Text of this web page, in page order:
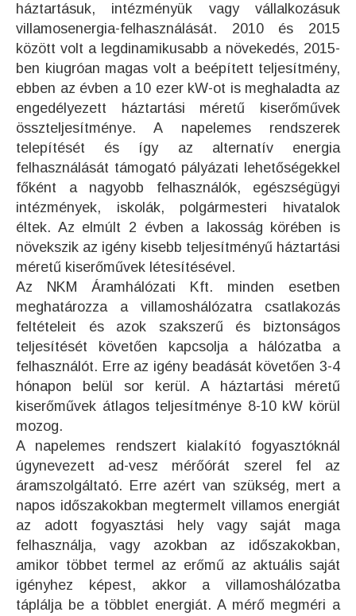
háztartásuk, intézményük vagy vállalkozásuk
villamosenergia-felhasználását. 2010 és 2015
között volt a legdinamikusabb a növekedés, 2015-
ben kiugróan magas volt a beépített teljesítmény,
ebben az évben a 10 ezer kW-ot is meghaladta az
engedélyezett háztartási méretű kiserőművek
összteljesítménye. A napelemes rendszerek
telepítését és így az alternatív energia
felhasználását támogató pályázati lehetőségekkel
főként a nagyobb felhasználók, egészségügyi
intézmények, iskolák, polgármesteri hivatalok
éltek. Az elmúlt 2 évben a lakosság körében is
növekszik az igény kisebb teljesítményű háztartási
méretű kiserőművek létesítésével.
Az NKM Áramhálózati Kft. minden esetben
meghatározza a villamoshálózatra csatlakozás
feltételeit és azok szakszerű és biztonságos
teljesítését követően kapcsolja a hálózatba a
felhasználót. Erre az igény beadását követően 3-4
hónapon belül sor kerül. A háztartási méretű
kiserőművek átlagos teljesítménye 8-10 kW körül
mozog.
A napelemes rendszert kialakító fogyasztóknál
úgynevezett ad-vesz mérőórát szerel fel az
áramszolgáltató. Erre azért van szükség, mert a
napos időszakokban megtermelt villamos energiát
az adott fogyasztási hely vagy saját maga
felhasználja, vagy azokban az időszakokban,
amikor többet termel az erőmű az aktuális saját
igényhez képest, akkor a villamoshálózatba
táplálja be a többlet energiát. A mérő megméri a